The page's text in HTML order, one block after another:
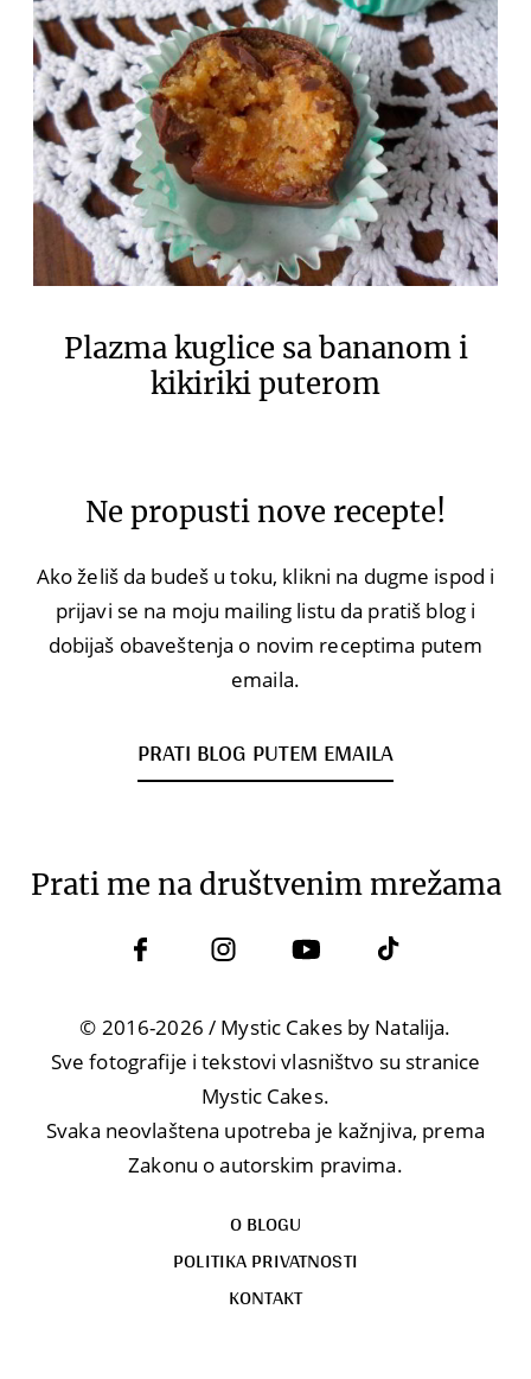
Plazma kuglice sa bananom i
kikiriki puterom
Ne propusti nove recepte!
Ako želiš da budeš u toku, klikni na dugme ispod i
prijavi se na moju mailing listu da pratiš blog i
dobijaš obaveštenja o novim receptima putem
emaila.
PRATI BLOG PUTEM EMAILA
Prati me na društvenim mrežama
© 2016-2026 / Mystic Cakes by Natalija.
Sve fotografije i tekstovi vlasništvo su stranice
Mystic Cakes.
Svaka neovlaštena upotreba je kažnjiva, prema
Zakonu o autorskim pravima.
O BLOGU
POLITIKA PRIVATNOSTI
KONTAKT